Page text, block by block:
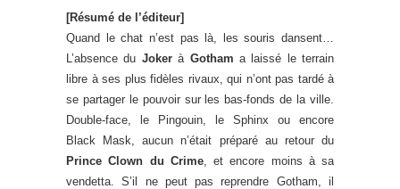
[Résumé de l’éditeur]
Quand le chat n’est pas là, les souris dansent…
L’absence du Jokerà Gotham a laissé le terrain
libre à ses plus fidèles rivaux, qui n’ont pas tardé à
se partager le pouvoir sur les bas-fonds de la ville.
Double-face, le Pingouin, le Sphinx ou encore
Black Mask, aucun n’était préparé au retour du
Prince Clown du Crime, et encore moins à sa
vendetta. S’il ne peut pas reprendre Gotham, il